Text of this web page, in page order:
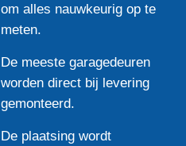
om alles nauwkeurig op te
meten.
De meeste garagedeuren
worden direct bij levering
gemonteerd.
De plaatsing wordt